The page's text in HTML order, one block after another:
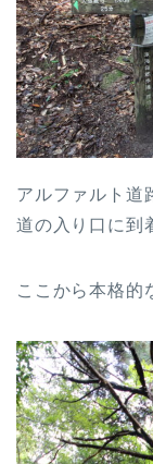
アルファルト道
道の入り口に到
ここから本格的